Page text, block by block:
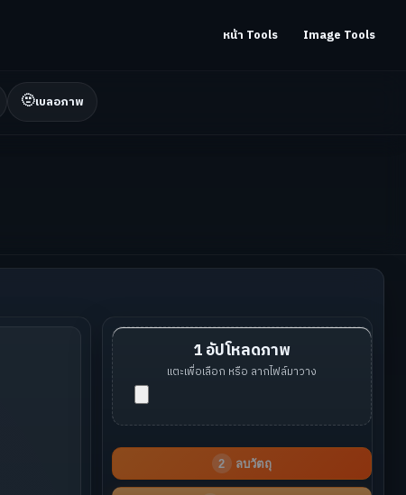
หน้า Tools Image Tools
🫥เบลอภาพ
1 อัปโหลดภาพ
แตะเพื่อเลือก หรือ ลากไฟล์มาวาง
2 ลบวัตถุ